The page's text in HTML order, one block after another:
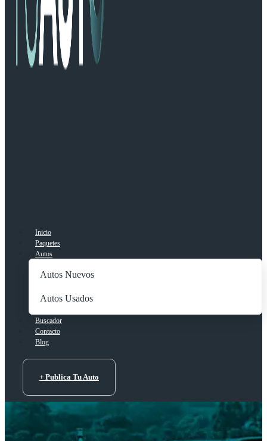
Inicio
Paquetes
Autos
Autos Nuevos
Autos Usados
Buscador
Contacto
Blog
+ Publica Tu Auto